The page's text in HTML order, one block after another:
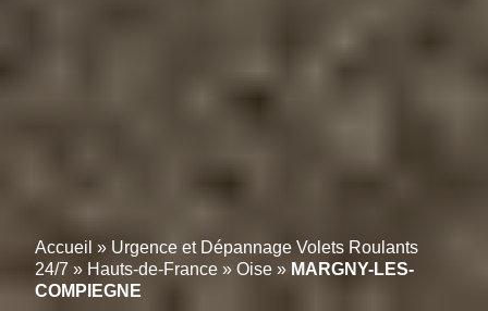
Accueil » Urgence et Dépannage Volets Roulants
24/7 » Hauts-de-France » Oise » MARGNY-LES-
COMPIEGNE